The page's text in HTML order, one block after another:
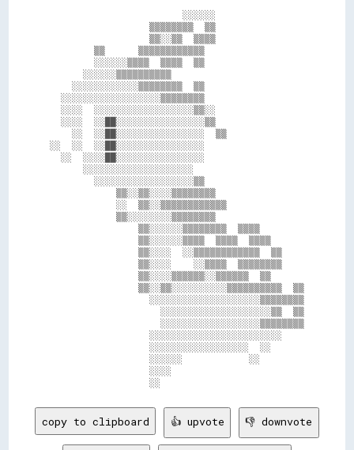
                        ░░░░░░
                  ▒▒▒▒▒▒▒▒  ▒▒
                  ▒▒░░▒▒  ▒▒▒▒
        ▒▒      ▒▒▒▒▒▒▒▒▒▒▒▒
        ░░░░░░▒▒▒▒  ▒▒▒▒  ▒▒
      ░░░░░░▒▒▒▒▒▒▒▒▒▒
    ░░░░░░░░░░░░▒▒▒▒▒▒▒▒  ▒▒
  ░░░░░░░░░░░░░░░░░░▒▒▒▒▒▒▒▒
  ░░░░  ░░░░░░░░░░░░░░░░░░▒▒░░
  ░░░░  ░░██░░░░░░░░░░░░░░░░▒▒
    ░░  ░░██░░░░░░░░░░░░░░░░  ▒▒
░░  ░░  ░░██░░░░░░░░░░░░░░░░
  ░░  ░░░░██░░░░░░░░░░░░░░░░
      ░░░░░░░░░░░░░░░░░░░░
        ░░░░░░░░░░░░░░░░░░▒▒
            ▒▒░░▒▒░░░░▒▒▒▒▒▒▒▒
            ░░  ▒▒░░▒▒▒▒▒▒▒▒▒▒▒▒
            ▒▒░░░░░░░░▒▒▒▒▒▒▒▒
                ▒▒░░░░░░▒▒▒▒▒▒▒▒  ▒▒▒▒
                ▒▒░░░░░░▒▒▒▒  ▒▒▒▒  ▒▒▒▒
                ▒▒░░░░  ░░▒▒▒▒▒▒▒▒▒▒▒▒  ▒▒
                ▒▒░░░░    ░░▒▒▒▒  ▒▒▒▒▒▒▒▒
                ▒▒░░░░▒▒▒▒▒▒░░▒▒▒▒▒▒  ▒▒
                ▒▒░░▒▒░░░░░░░░░░▒▒▒▒▒▒▒▒▒▒  ▒▒
                  ░░░░░░░░░░░░░░░░░░░░▒▒▒▒▒▒▒▒
                    ░░░░░░░░░░░░░░░░░░░░▒▒  ▒▒
                    ░░░░░░░░░░░░░░░░░░▒▒▒▒▒▒▒▒
                  ░░░░░░░░░░░░░░░░░░░░░░░░
                  ░░░░░░░░░░░░░░░░░░  ░░
                  ░░░░░░            ░░
                  ░░░░
copy to clipboard 👍 upvote 👎 downvote